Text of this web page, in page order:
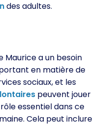
des adultes.
Maurice a un besoin
en matière de
sociaux, et les
peuvent jouer
essentiel dans ce
Cela peut inclure